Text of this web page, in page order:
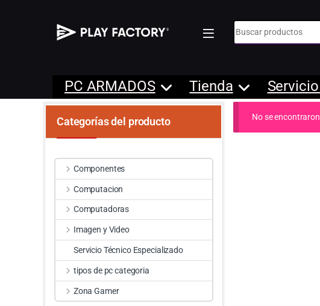
Búsqueda de:
PC ARMADOS Tienda
No se
Categorías del producto
Componentes
Computacion
Computadoras
Imagen y Video
Servicio Técnico Especializado
tipos de pc categoria
Zona Gamer